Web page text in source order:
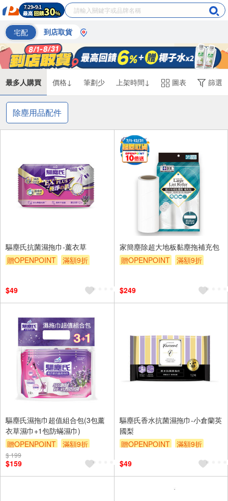
宅配 到店取貨
最多人購買 價格↓ 筆劃少 上架時間↓ 圖表 篩選
除塵用品配件
驅塵氏抗菌濕拖巾-薰衣草
贈OPENPOINT
滿額9折
$49
家簡塵除超大地板黏塵拖補充包
贈OPENPOINT
滿額9折
$249
驅塵氏濕拖巾超值組合包(3包薰
衣草濕巾+1包防蟎濕巾)
贈OPENPOINT
滿額9折
贈$200
$ 199
$159
驅塵氏香水抗菌濕拖巾-小倉蘭英
國梨
贈OPENPOINT
滿額9折
$49